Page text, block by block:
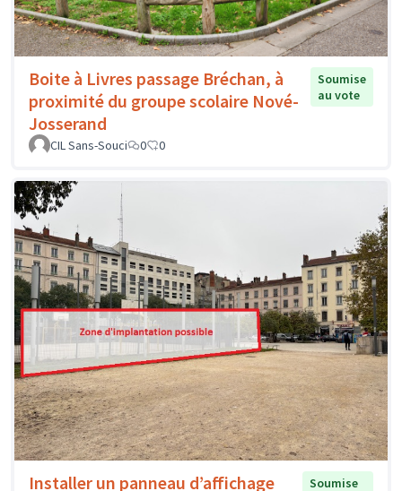
Boite à Livres passage Bréchan, à
proximité du groupe scolaire Nové-
Josserand
Soumise
au vote
CIL Sans-Souci 0 0
Installer un panneau d’affichage Soumise